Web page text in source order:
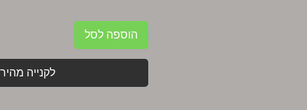
הוספה לסל
לקנייה